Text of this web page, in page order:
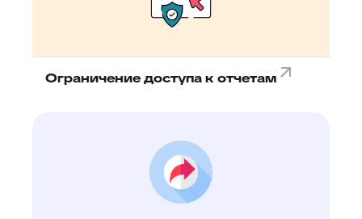
Ограничение доступа к отчетам